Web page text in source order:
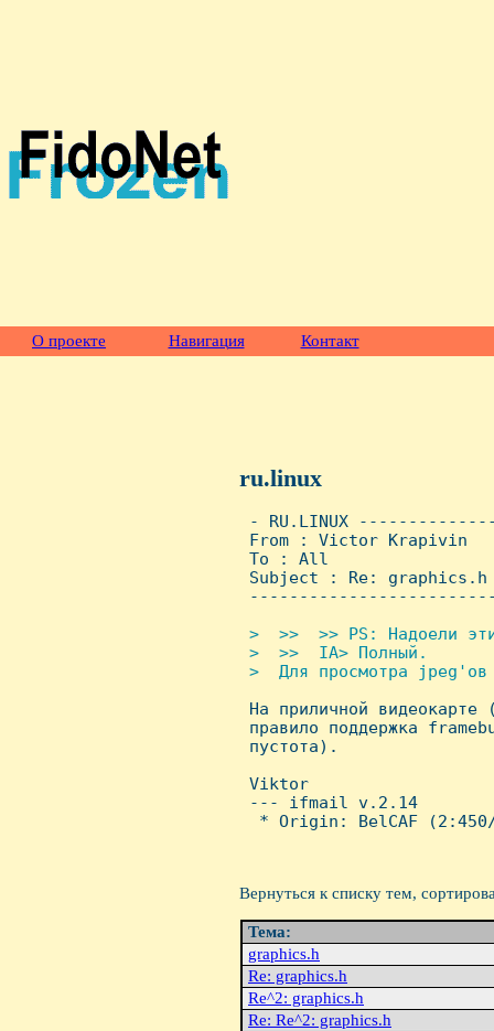
О проекте Навигация Контакт
ru.linux
- RU.LINUX
From : Victor
To : All
Subject : Re: graphics.h
>  >>  >> PS: Hадоели
>  >>  IA> Полный.
>  Для пpосмотpа jpeg'ов
Hа пpиличной
пpавило поддеpжка
пустота).
Viktor
--- ifmail v.2.14
* Origin: BelCAF
Вернуться к списку тем,
Тема:
graphics.h
Re: graphics.h
Re^2: graphics.h
Re: Re^2: graphics.h